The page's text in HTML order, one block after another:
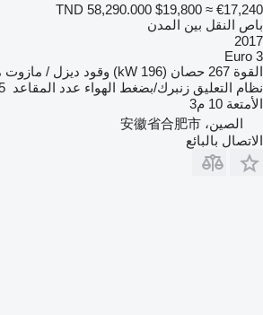
TND 58,290.000 $19,800 ≈ €17,240
باص النقل بين المدن
2017
Euro 3
القوة 267 حصان (196 kW) وقود ديزل / مازوت
نظام التعليق زنبرك/بضغط الهواء عدد المقاعد
الأمتعة 10 م3
الصين، 安徽省合肥市
الاتصال بالبائع